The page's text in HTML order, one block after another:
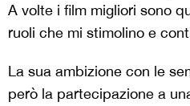
A volte i film migliori sono
ruoli che mi stimolino e
La sua ambizione con le
però la partecipazione a